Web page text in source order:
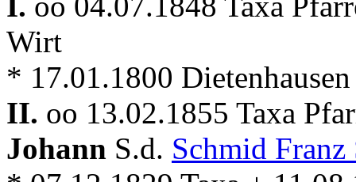
Wirt
* 17.01.1800
II. oo 13.02.1855 Taxa
Johann S.d. Schmid Franz